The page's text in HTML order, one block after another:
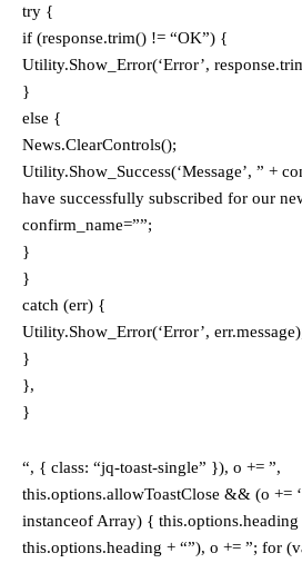
try {
if (response.trim() != “OK”) {
Utility.Show_Error(‘Error’,
}
else {
News.ClearControls();
Utility.Show_Success(‘Message’, ” +
have successfully subscribed for our
confirm_name=””;
}
}
catch (err) {
Utility.Show_Error(‘Error’,
}
},
}
“, { class: “jq-toast-single” }), o += ”,
this.options.allowToastClose && (o +=
instanceof Array) {
this.options.heading + “”), o += ”; for